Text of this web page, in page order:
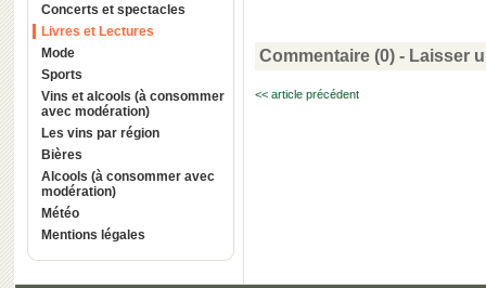
Concerts et spectacles
Livres et Lectures
Mode
Sports
Vins et alcools (à consommer
avec modération)
Les vins par région
Bières
Alcools (à consommer avec
modération)
Météo
Mentions légales
Commentaire (0) - Laisser
<< article précédent